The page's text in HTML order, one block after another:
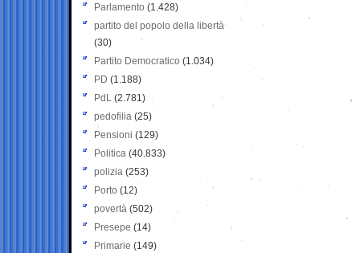
Parlamento (1.428)
partito del popolo della libertà
(30)
Partito Democratico (1.034)
PD (1.188)
PdL (2.781)
pedofilia (25)
Pensioni (129)
Politica (40.833)
polizia (253)
Porto (12)
povertà (502)
Presepe (14)
Primarie (149)